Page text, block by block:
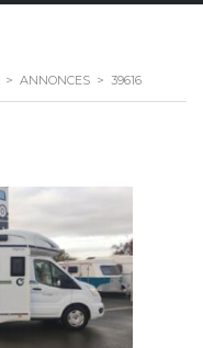
> ANNONCES > 39616